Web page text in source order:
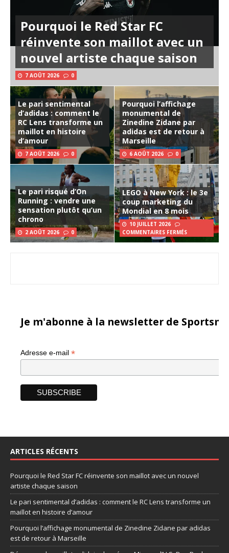
Pourquoi le Red Star FC
réinvente son maillot avec un
nouvel artiste chaque saison
7 AOÛT 2026 0
Le pari sentimental
d’adidas : comment le
RC Lens transforme un
maillot en histoire
d’amour
7 AOÛT 2026 0
Pourquoi l’affichage
monumental de
Zinedine Zidane par
adidas est de retour à
Marseille
6 AOÛT 2026 0
Le pari risqué d’On
Running : vendre une
sensation plutôt qu’un
chrono
2 AOÛT 2026 0
LEGO à New York : le 3e
coup marketing du
Mondial en 8 mois
10 JUILLET 2026
COMMENTAIRES FERMÉS
Je m'abonne à la newsletter de
Adresse e-mail *
ARTICLES RÉCENTS
Pourquoi le Red Star FC réinvente son maillot avec un nouvel
artiste chaque saison
Le pari sentimental d’adidas : comment le RC Lens transforme un
maillot en histoire d’amour
Pourquoi l’affichage monumental de Zinedine Zidane par adidas
est de retour à Marseille